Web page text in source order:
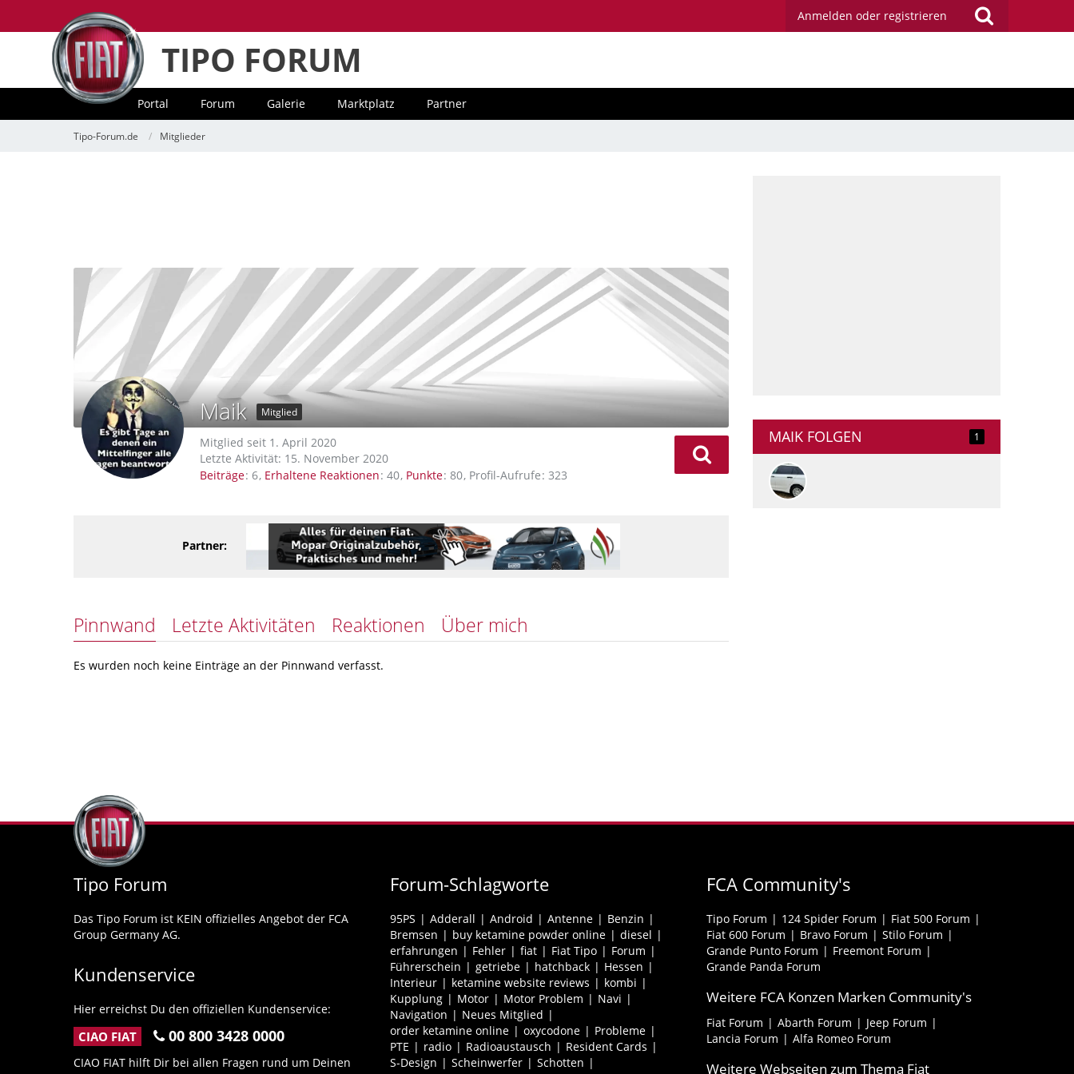
Anmelden oder registrieren
TIPO FORUM
Portal Forum Galerie Marktplatz Partner
Tipo-Forum.de Mitglieder
Maik Mitglied
Mitglied seit 1. April 2020
Letzte Aktivität: 15. November 2020
Beiträge 6 Erhaltene Reaktionen 40 Punkte 80 Profil-Aufrufe 323
Partner:
Pinnwand Letzte Aktivitäten Reaktionen Über mich
Es wurden noch keine Einträge an der Pinnwand verfasst.
MAIK FOLGEN 1
Tipo Forum
Das Tipo Forum ist KEIN offizielles Angebot der FCA
Group Germany AG.
Kundenservice
Hier erreichst Du den offiziellen Kundenservice:
CIAO FIAT 00 800 3428 0000
CIAO FIAT hilft Dir bei allen Fragen rund um Deinen
Forum-Schlagworte
95PS Adderall Android Antenne
Benzin
Bremsen
buy ketamine powder online
diesel
erfahrungen
Fehler fiat Fiat Tipo
Forum
Führerschein
getriebe hatchback
Hessen
Interieur
ketamine website reviews
kombi
Kupplung
Motor Motor Problem
Navi
Navigation
Neues Mitglied
order ketamine online
oxycodone
Probleme
PTE
radio Radioaustausch
Resident Cards
S-Design
Scheinwerfer
Schotten
FCA Community's
Tipo Forum 124 Spider Forum
Fiat 500 Forum
Fiat 600 Forum
Bravo Forum
Stilo Forum
Grande Punto Forum
Freemont Forum
Grande Panda Forum
Weitere FCA Konzen Marken Community's
Fiat Forum Abarth Forum
Jeep Forum
Lancia Forum
Alfa Romeo Forum
Weitere Webseiten zum Thema Fiat